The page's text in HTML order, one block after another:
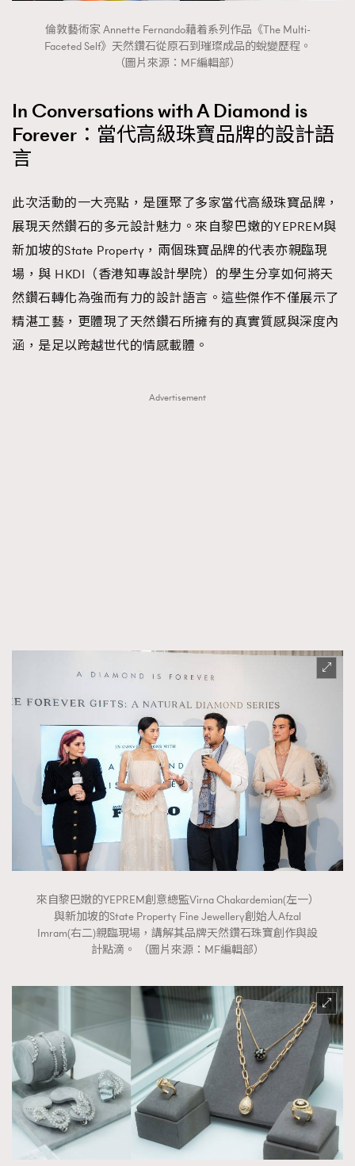
倫敦藝術家 Annette Fernando藉着系列作品《The Multi-
Faceted Self》天然鑽石從原石到璀璨成品的蛻變歷程。
（圖片來源：MF編輯部）
In Conversations with A Diamond is
Forever：當代高級珠寶品牌的設計語
言
此次活動的一大亮點，是匯聚了多家當代高級珠寶品牌，
展現天然鑽石的多元設計魅力。來自黎巴嫩的YEPREM與
新加坡的State Property，兩個珠寶品牌的代表亦親臨現
場，與 HKDI（香港知專設計學院）的學生分享如何將天
然鑽石轉化為強而有力的設計語言。這些傑作不僅展示了
精湛工藝，更體現了天然鑽石所擁有的真實質感與深度內
涵，是足以跨越世代的情感載體。
Advertisement
來自黎巴嫩的YEPREM創意總監Virna Chakardemian(左一）
與新加坡的State Property Fine Jewellery創始人Afzal
Imram(右二)親臨現場，講解其品牌天然鑽石珠寶創作與設
計點滴。 （圖片來源：MF編輯部）